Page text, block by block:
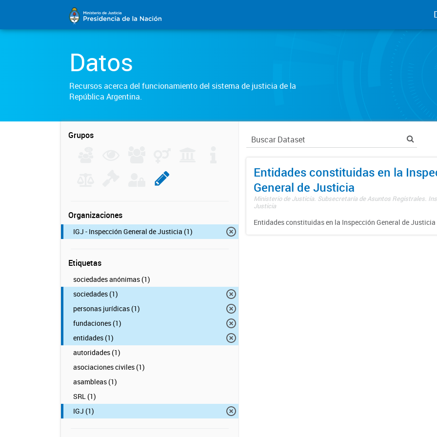
Datos
Recursos acerca del funcionamiento del sistema de justicia de la
República Argentina.
Grupos
Organizaciones
IGJ - Inspección General de Justicia (1)
Etiquetas
sociedades anónimas (1)
sociedades (1)
personas jurídicas (1)
fundaciones (1)
entidades (1)
autoridades (1)
asociaciones civiles (1)
asambleas (1)
SRL (1)
IGJ (1)
Entidades constituidas en la
General de Justicia
Ministerio de Justicia. Subsecretaría de Asuntos Registrales.
Justicia
Entidades constituidas en la Inspección General de Justicia